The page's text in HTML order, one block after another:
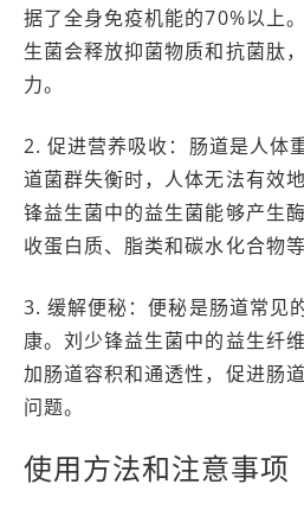
据了全身免疫机能的70%以上
生菌会释放抑菌物质和抗菌肽
力。
2. 促进营养吸收：肠道是人体
道菌群失衡时，人体无法有效
锋益生菌中的益生菌能够产生
收蛋白质、脂类和碳水化合物等
3. 缓解便秘：便秘是肠道常见
康。刘少锋益生菌中的益生纤
加肠道容积和通透性，促进肠
问题。
使用方法和注意事项